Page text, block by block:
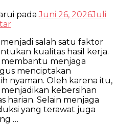
padaJuni 26, 2026Juli
Menjaga
Kebersihan
Meja
Produksi
yang
Efektif
salah satu faktor
kualitas hasil kerja.
menjaga
menciptakan
nyaman. Oleh karena itu,
kebersihan
harian. Selain menjaga
yang terawat juga
…